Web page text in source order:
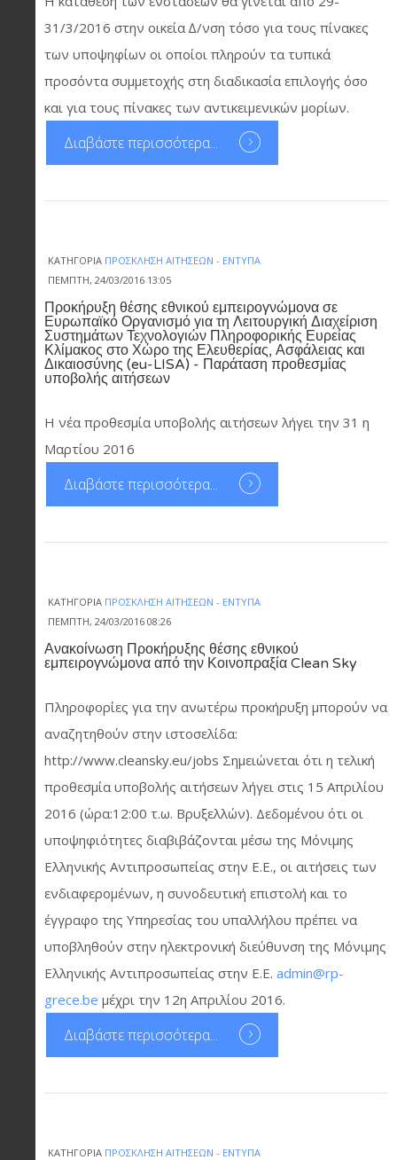
31/3/2016 στην οικεία ∆/νση τόσο για τους πίνακες
των υποψηφίων οι οποίοι πληρούν τα τυπικά
προσόντα συμμετοχής στη διαδικασία επιλογής όσο
και για τους πίνακες των αντικειμενικών μορίων.
Διαβάστε περισσότερα...
ΚΑΤΗΓΟΡΊΑ ΠΡΌΣΚΛΗΣΗ ΑΙΤΉΣΕΩΝ - ΈΝΤΥΠΑ
ΠΈΜΠΤΗ, 24/03/2016 13:05
Προκήρυξη θέσης εθνικού εμπειρογνώμονα σε
Ευρωπαϊκό Οργανισμό για τη Λειτουργική Διαχείριση
Συστημάτων Τεχνολογιών Πληροφορικής Ευρείας
Κλίμακος στο Χώρο της Ελευθερίας, Ασφάλειας και
Δικαιοσύνης (eu-LISA) - Παράταση προθεσμίας
υποβολής αιτήσεων
Η νέα προθεσμία υποβολής αιτήσεων λήγει την 31 η
Μαρτίου 2016
Διαβάστε περισσότερα...
ΚΑΤΗΓΟΡΊΑ ΠΡΌΣΚΛΗΣΗ ΑΙΤΉΣΕΩΝ - ΈΝΤΥΠΑ
ΠΈΜΠΤΗ, 24/03/2016 08:26
Ανακοίνωση Προκήρυξης θέσης εθνικού
εμπειρογνώμονα από την Κοινοπραξία Clean Sky
Πληροφορίες για την ανωτέρω προκήρυξη μπορούν να
αναζητηθούν στην ιστοσελίδα:
http://www.cleansky.eu/jobs Σημειώνεται ότι η τελική
προθεσμία υποβολής αιτήσεων λήγει στις 15 Απριλίου
2016 (ώρα:12:00 τ.ω. Βρυξελλών). Δεδομένου ότι οι
υποψηφιότητες διαβιβάζονται μέσω της Μόνιμης
Ελληνικής Αντιπροσωπείας στην Ε.Ε., οι αιτήσεις των
ενδιαφερομένων, η συνοδευτική επιστολή και το
έγγραφο της Υπηρεσίας του υπαλλήλου πρέπει να
υποβληθούν στην ηλεκτρονική διεύθυνση της Μόνιμης
Ελληνικής Αντιπροσωπείας στην Ε.Ε. admin@rp-
grece.be μέχρι την 12η Απριλίου 2016.
Διαβάστε περισσότερα...
ΚΑΤΗΓΟΡΊΑ ΠΡΌΣΚΛΗΣΗ ΑΙΤΉΣΕΩΝ - ΈΝΤΥΠΑ